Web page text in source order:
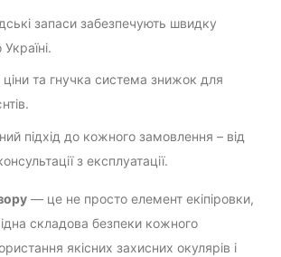
запаси забезпечують швидку
ціни та гнучка система знижок для
підхід до кожного замовлення – від
з експлуатації.
— це не просто елемент екіпіровки,
складова безпеки кожного
якісних захисних окулярів і